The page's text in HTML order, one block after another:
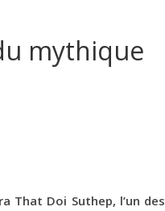
mythique
That Doi Suthep, l’un des